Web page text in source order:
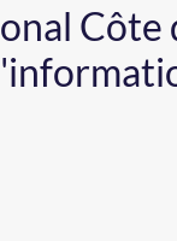
Côte